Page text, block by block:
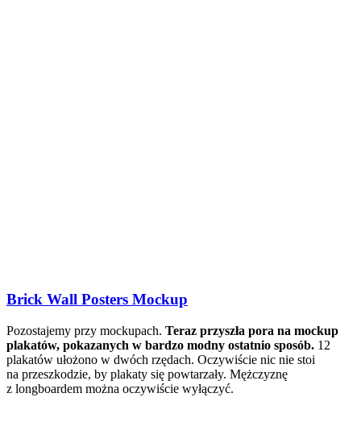
Brick Wall Posters Mockup
Pozostajemy przy mockupach. Teraz przyszła pora na mockup
plakatów, pokazanych w bardzo modny ostatnio sposób. 12
plakatów ułożono w dwóch rzędach. Oczywiście nic nie stoi
na przeszkodzie, by plakaty się powtarzały. Mężczyznę
z longboardem można oczywiście wyłączyć.